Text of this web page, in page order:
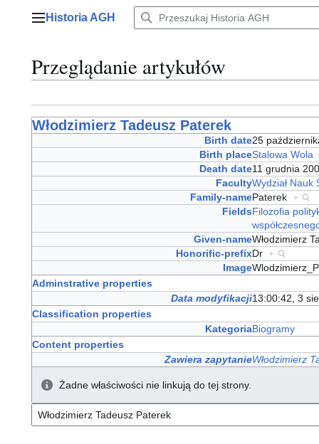
Menu główne
Historia AGH
Przeglądanie artykułów
Włodzimierz Tadeusz Paterek
Birth date25
Birth placeStalowa Wola
Death date11 grudnia
FacultyWydział Nauk
Family-namePaterek +
FieldsFilozofia
Given-nameWłodzimierz
Honorific-prefixDr +
Image
Adminstrative properties
Data modyfikacji13:00:42, 3
Classification properties
KategoriaBiogramy
Content properties
Zawiera zapytanieWłodzimierz
Żadne właściwości nie linkują do tej strony.